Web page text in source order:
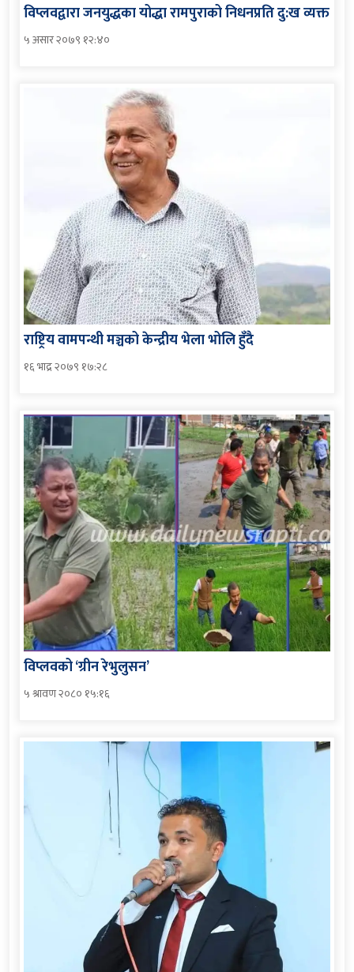
विप्लवद्वारा जनयुद्धका योद्धा रामपुराको निधनप्रति दु:ख व्यक्त
५ असार २०७९ १२:४०
राष्ट्रिय वामपन्थी मञ्चको केन्द्रीय भेला भोलि हुँदै
१६ भाद्र २०७९ १७:२८
विप्लवको ‘ग्रीन रेभुलुसन’
५ श्रावण २०८० १५:१६